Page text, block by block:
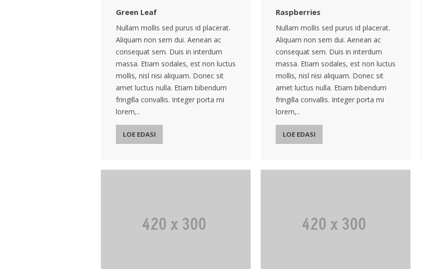
Green Leaf
Nullam mollis sed purus id placerat.
Aliquam non sem dui. Aenean ac
consequat sem. Duis in interdum
massa. Etiam sodales, est non luctus
mollis, nisl nisi aliquam. Donec sit
amet luctus nulla. Etiam bibendum
fringilla convallis. Integer porta mi
lorem,..
LOE EDASI
Raspberries
Nullam mollis sed purus id placerat.
Aliquam non sem dui. Aenean ac
consequat sem. Duis in interdum
massa. Etiam sodales, est non luctus
mollis, nisl nisi aliquam. Donec sit
amet luctus nulla. Etiam bibendum
fringilla convallis. Integer porta mi
lorem,..
LOE EDASI